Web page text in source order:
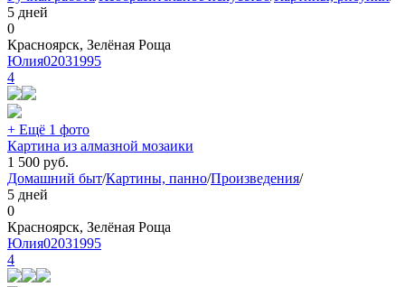
5 дней
0
Красноярск, Зелёная Роща
Юлия02031995
4
+ Ещё 1 фото
Картина из алмазной мозаики
1 500 руб.
Домашний быт/Картины, панно/Произведения/
5 дней
0
Красноярск, Зелёная Роща
Юлия02031995
4